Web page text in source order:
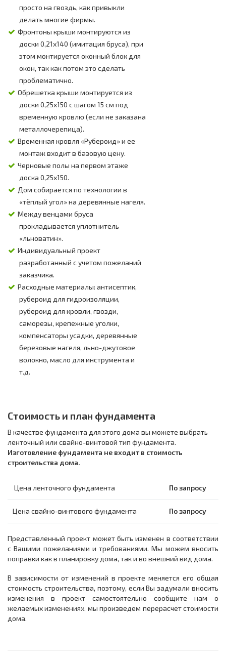
просто на гвоздь, как привыкли
делать многие фирмы.
Фронтоны крыши монтируются из
доски 0,21х140 (имитация бруса), при
этом монтируется оконный блок для
окон, так как потом это сделать
проблематично.
Обрешетка крыши монтируется из
доски 0,25х150 с шагом 15 см под
временную кровлю (если не заказана
металлочерепица).
Временная кровля «Рубероид» и ее
монтаж входит в базовую цену.
Черновые полы на первом этаже
доска 0,25х150.
Дом собирается по технологии в
«тёплый угол» на деревянные нагеля.
Между венцами бруса
прокладывается уплотнитель
«льноватин».
Индивидуальный проект
разработанный с учетом пожеланий
заказчика.
Расходные материалы: антисептик,
рубероид для гидроизоляции,
рубероид для кровли, гвозди,
саморезы, крепежные уголки,
компенсаторы усадки, деревянные
березовые нагеля, льно-джутовое
волокно, масло для инструмента и
т.д.
Стоимость и план фундамента
В качестве фундамента для этого дома вы можете выбрать
ленточный или свайно-винтовой тип фундамента.
Изготовление фундамента не входит в стоимость
строительства дома.
Цена ленточного фундамента По запросу
Цена свайно-винтового фундамента По запросу
Представленный проект может быть изменен в соответствии
с Вашими пожеланиями и требованиями. Мы можем вносить
поправки как в планировку дома, так и во внешний вид дома.
В зависимости от изменений в проекте меняется его общая
стоимость строительства, поэтому, если Вы задумали вносить
изменения в проект самостоятельно сообщите нам о
желаемых изменениях, мы произведем перерасчет стоимости
дома.